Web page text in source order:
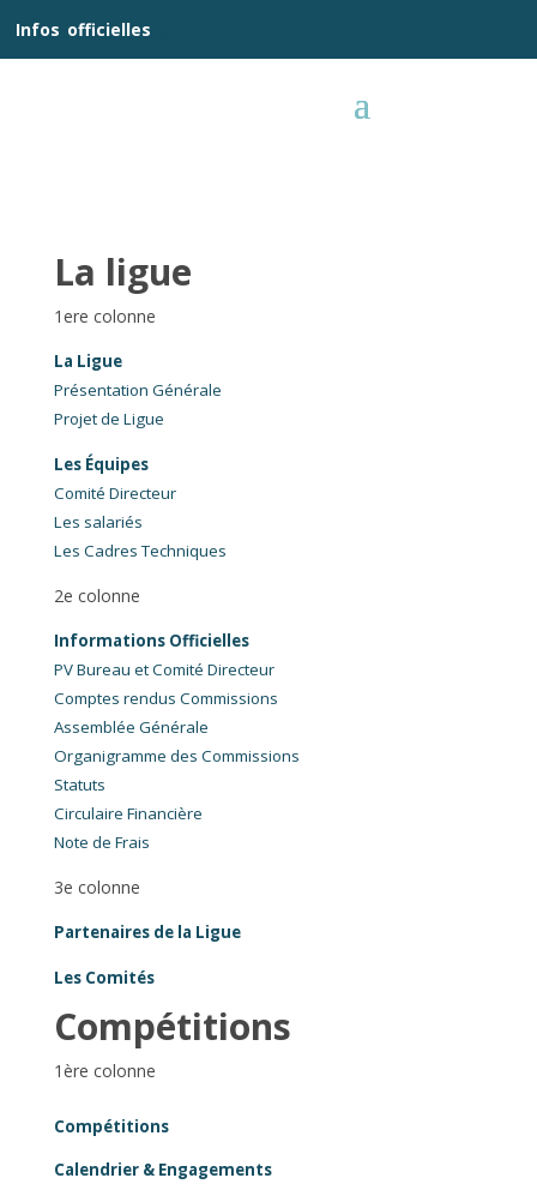
Infos officielles
La ligue
1ere colonne
La Ligue
Présentation Générale
Projet de Ligue
Les Équipes
Comité Directeur
Les salariés
Les Cadres Techniques
2e colonne
Informations Officielles
PV Bureau et Comité Directeur
Comptes rendus Commissions
Assemblée Générale
Organigramme des Commissions
Statuts
Circulaire Financière
Note de Frais
3e colonne
Partenaires de la Ligue
Les Comités
Compétitions
1ère colonne
Compétitions
Calendrier & Engagements